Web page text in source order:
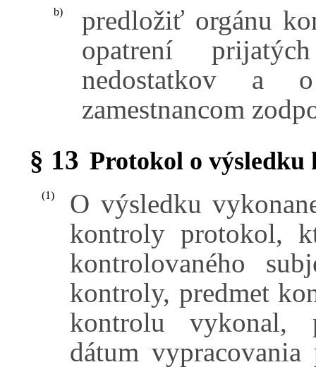
b)
predložiť orgánu
opatrení
nedostatkov a
zamestnancom
§ 13 Protokol o výsledku
(1)
O výsledku
kontroly protokol,
kontrolovaného
kontroly, predmet
kontrolu vykonal,
dátum